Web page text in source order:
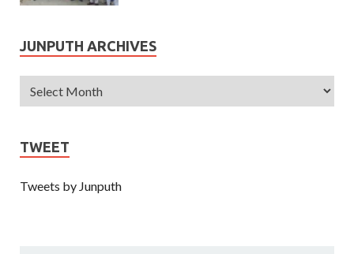
JUNPUTH ARCHIVES
TWEET
Tweets by Junputh